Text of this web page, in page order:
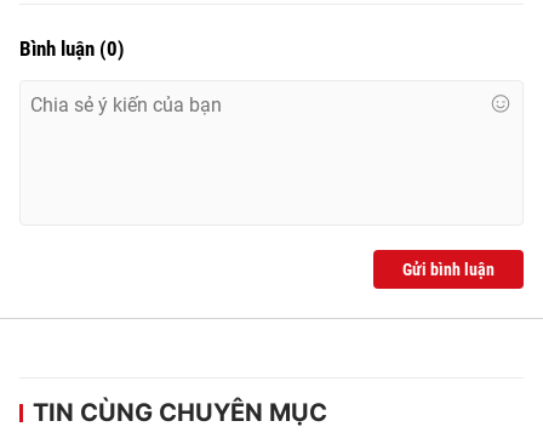
Bình luận (0)
Gửi bình luận
TIN CÙNG CHUYÊN MỤC